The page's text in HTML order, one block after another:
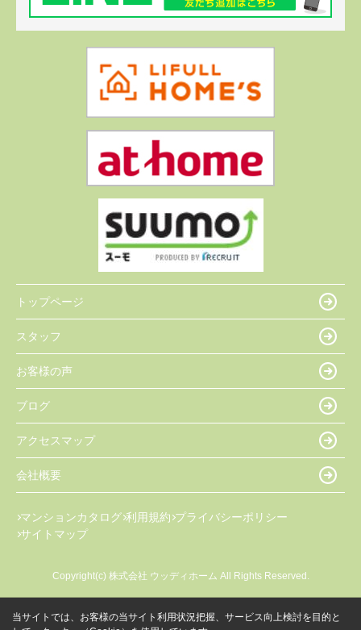
トップページ
スタッフ
お客様の声
ブログ
アクセスマップ
会社概要
マンションカタログ 利用規約 プライバシーポリシー
サイトマップ
Copyright(c) 株式会社 ウッディホーム All Rights Reserved.
当サイトでは、お客様の当サイト利用状況把握、サービス向上検討を目的と